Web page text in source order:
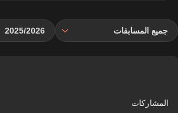
جميع المسابقات 2025/2026
المشاركات